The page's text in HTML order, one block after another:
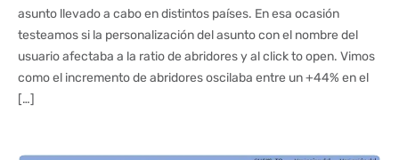
asunto llevado a cabo en distintos países. En esa ocasión
testeamos si la personalización del asunto con el nombre del
usuario afectaba a la ratio de abridores y al click to open. Vimos
como el incremento de abridores oscilaba entre un +44% en el
[…]